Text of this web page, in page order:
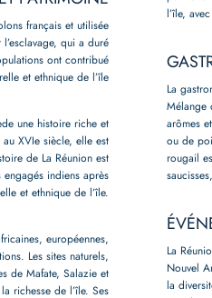
français et utilisée
qui a duré
ont contribué
et ethnique de l’île
une histoire riche et
XVIe siècle, elle est
de La Réunion est
engagés indiens après
et ethnique de l’île.
européennes,
Les sites naturels,
de Mafate, Salazie et
richesse de l’île. Ses
l’île,
La
Mélange
arômes
ou de
rougail
La
Nouvel
la